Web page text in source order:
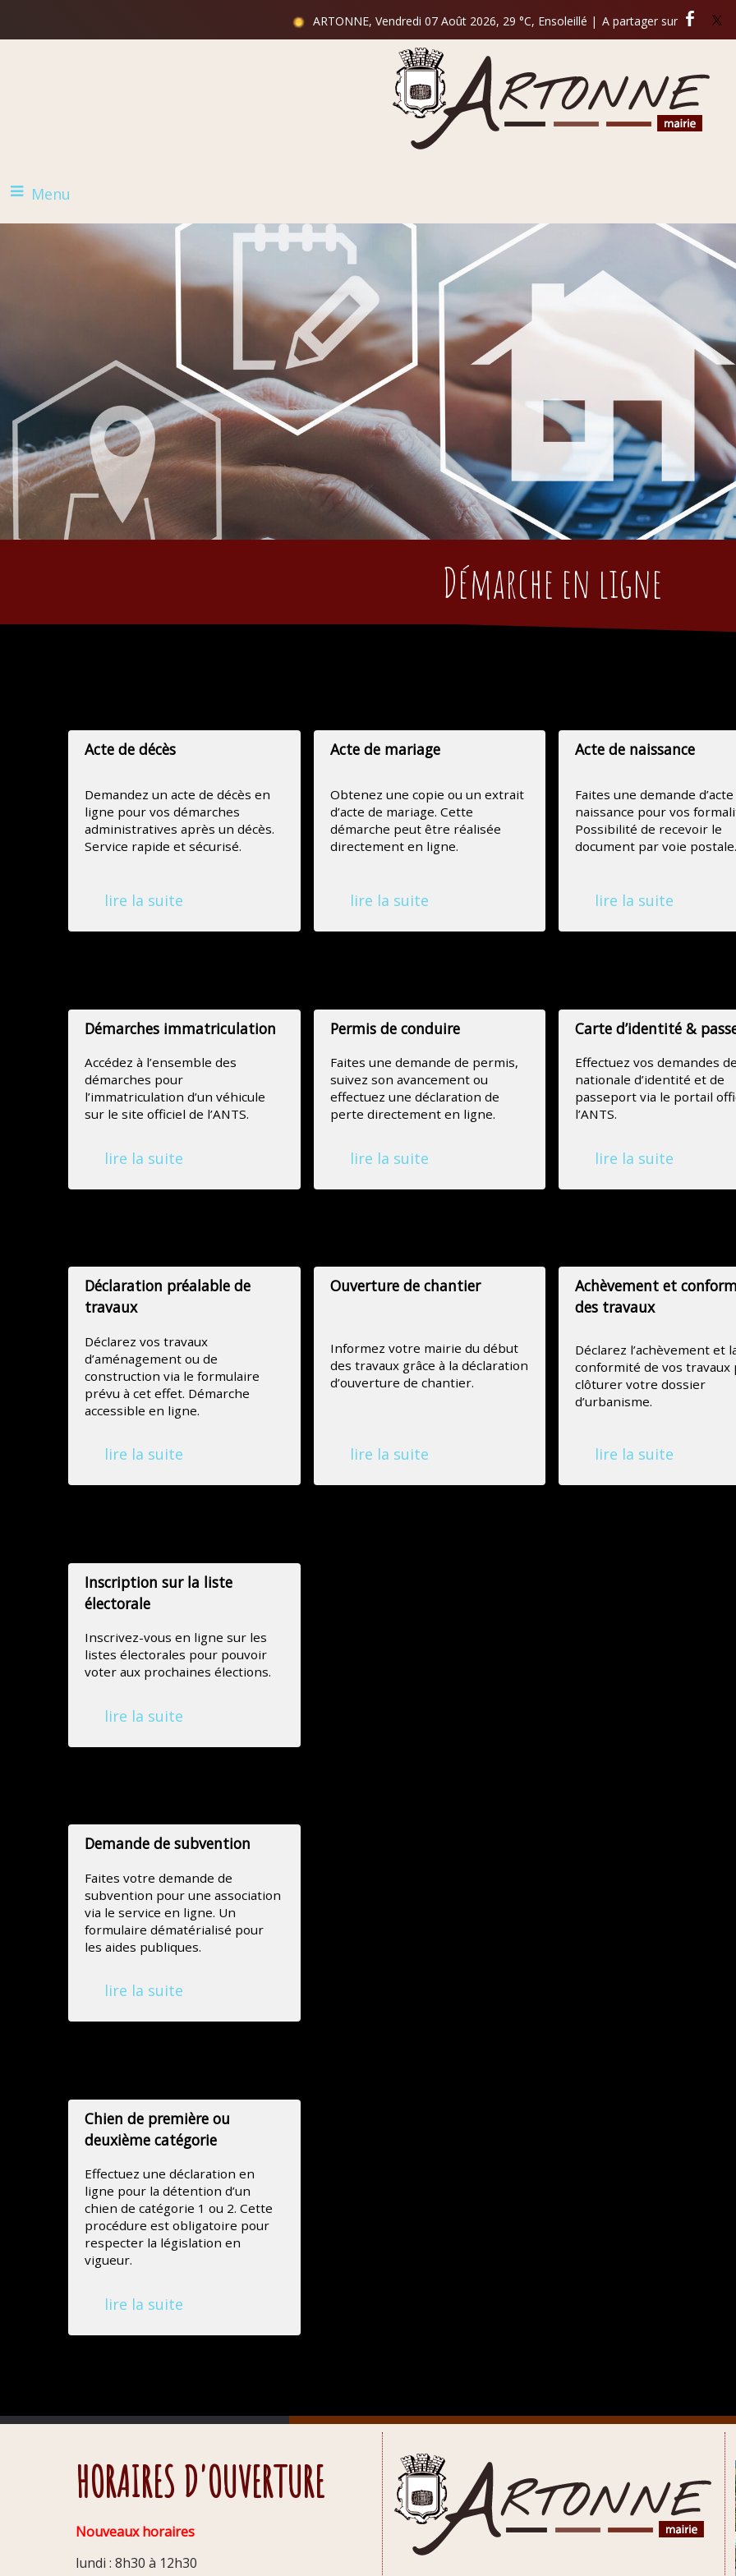
ARTONNE, Vendredi 07 Août 2026, 29 °C, Ensoleillé |
Menu
Démarche en ligne
Acte de décès
Demandez un acte de décès en
ligne pour vos démarches
administratives après un décès.
Service rapide et sécurisé.
lire la suite
Acte de mariage
Obtenez une copie ou un extrait
d’acte de mariage. Cette
démarche peut être réalisée
directement en ligne.
lire la suite
Acte de naissance
Faites une demande
naissance pour vos
Possibilité de recevoir le
document par voie postale.
lire la suite
Démarches immatriculation
Accédez à l’ensemble des
démarches pour
l’immatriculation d’un véhicule
sur le site officiel de l’ANTS.
lire la suite
Permis de conduire
Faites une demande de permis,
suivez son avancement ou
effectuez une déclaration de
perte directement en ligne.
lire la suite
Carte d’identité &
Effectuez vos demandes
nationale d’identité et de
passeport via le portail
l’ANTS.
lire la suite
Déclaration préalable de
travaux
Déclarez vos travaux
d’aménagement ou de
construction via le formulaire
prévu à cet effet. Démarche
accessible en ligne.
lire la suite
Ouverture de chantier
Informez votre mairie du début
des travaux grâce à la déclaration
d’ouverture de chantier.
lire la suite
Achèvement et
des travaux
Déclarez l’achèvement et
conformité de vos travaux
clôturer votre dossier
d’urbanisme.
lire la suite
Inscription sur la liste
électorale
Inscrivez-vous en ligne sur les
listes électorales pour pouvoir
voter aux prochaines élections.
lire la suite
Demande de subvention
Faites votre demande de
subvention pour une association
via le service en ligne. Un
formulaire dématérialisé pour
les aides publiques.
lire la suite
Chien de première ou
deuxième catégorie
Effectuez une déclaration en
ligne pour la détention d’un
chien de catégorie 1 ou 2. Cette
procédure est obligatoire pour
respecter la législation en
vigueur.
lire la suite
HORAIRES D'OUVERTURE
Nouveaux horaires
lundi : 8h30 à 12h30